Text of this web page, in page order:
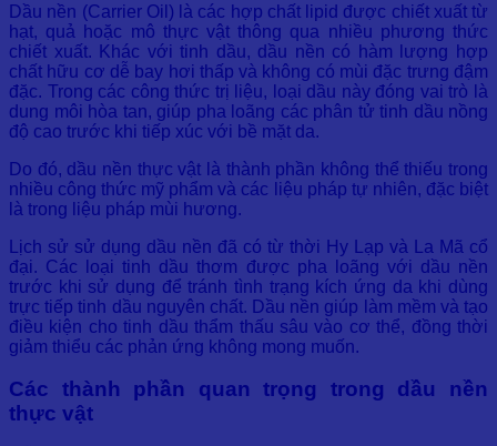
Dầu nền (Carrier Oil) là các hợp chất lipid được chiết xuất từ
hạt, quả hoặc mô thực vật thông qua nhiều phương thức
chiết xuất. Khác với tinh dầu, dầu nền có hàm lượng hợp
chất hữu cơ dễ bay hơi thấp và không có mùi đặc trưng đậm
đặc. Trong các công thức trị liệu, loại dầu này đóng vai trò là
dung môi hòa tan, giúp pha loãng các phân tử tinh dầu nồng
độ cao trước khi tiếp xúc với bề mặt da.
Do đó, dầu nền thực vật là thành phần không thể thiếu trong
nhiều công thức mỹ phẩm và các liệu pháp tự nhiên, đặc biệt
là trong liệu pháp mùi hương.
Lịch sử sử dụng dầu nền đã có từ thời Hy Lạp và La Mã cổ
đại. Các loại tinh dầu thơm được pha loãng với dầu nền
trước khi sử dụng để tránh tình trạng kích ứng da khi dùng
trực tiếp tinh dầu nguyên chất. Dầu nền giúp làm mềm và tạo
điều kiện cho tinh dầu thẩm thấu sâu vào cơ thể, đồng thời
giảm thiểu các phản ứng không mong muốn.
Các thành phần quan trọng trong dầu nền
thực vật